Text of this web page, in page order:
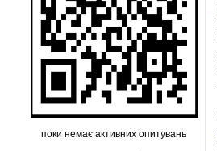
поки немає активних опитувань